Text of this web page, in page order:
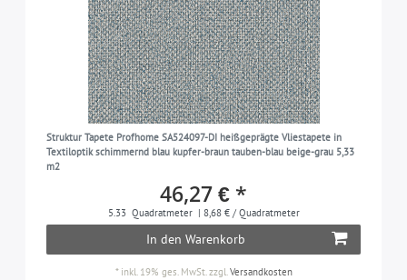
Struktur Tapete Profhome SA524097-DI heißgeprägte Vliestapete in
Textiloptik schimmernd blau kupfer-braun tauben-blau beige-grau 5,33
m2
46,27 € *
5.33 Quadratmeter | 8,68 € / Quadratmeter
In den Warenkorb
* inkl. 19% ges. MwSt.zzgl.Versandkosten